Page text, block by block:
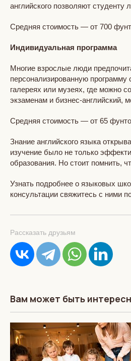
английского позволяют
Средняя стоимость — от 700
Индивидуальная программа
Многие взрослые люди
персонализированную
галереях или музеях, где можно
экзаменам и бизнес-английский,
Средняя стоимость — от 65
Знание английского языка
изучение было не только
образования. Но стоит помнить,
Узнать подробнее о языковых
консультации свяжитесь с ними
Рассказать друзьям
Вам может быть